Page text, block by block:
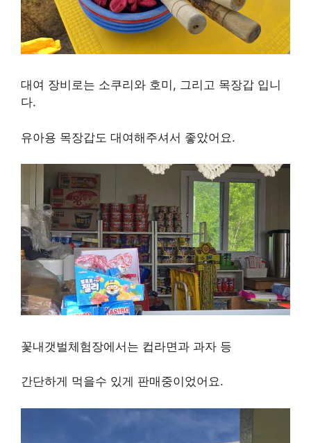
대여 장비로는 소쿠리와 호미, 그리고 목장갑 입니
다.
유아용 목장갑도 대여해주셔서 좋았어요.
꽃내갯벌체험장에서는 컵라면과 과자 등
간단하게 먹을수 있게 판매중이었어요.